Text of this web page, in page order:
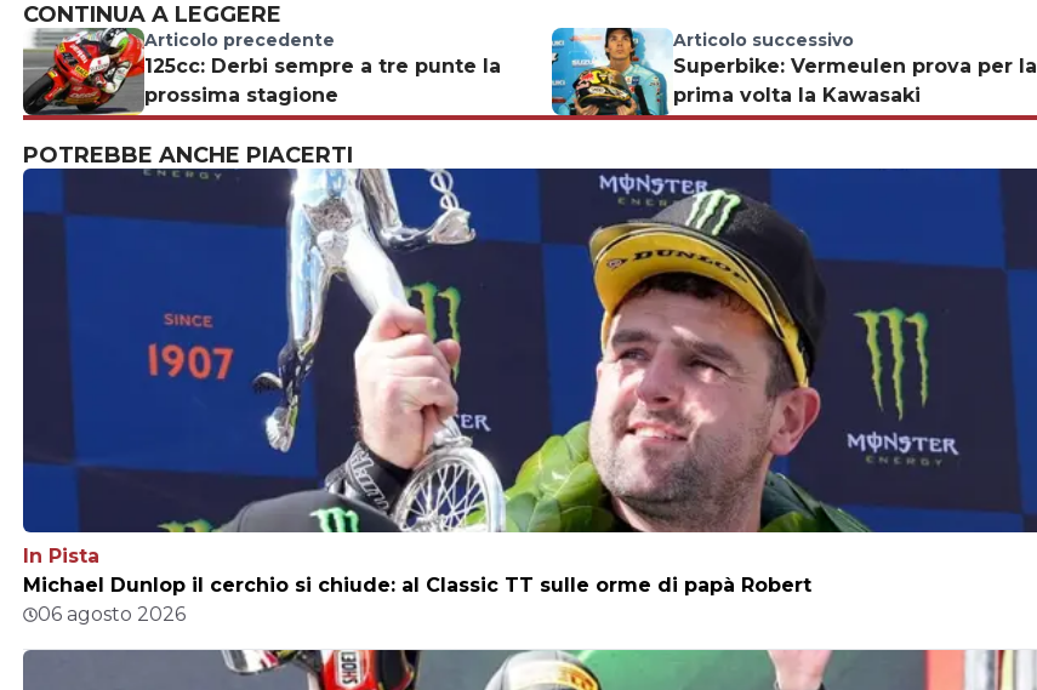
CONTINUA A LEGGERE
Articolo precedente
125cc: Derbi sempre a tre punte la
prossima stagione
Articolo successivo
Superbike: Vermeulen prova per la
prima volta la Kawasaki
POTREBBE ANCHE PIACERTI
In Pista
Michael Dunlop il cerchio si chiude: al Classic TT sulle orme di papà Robert
06 agosto 2026